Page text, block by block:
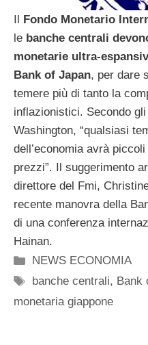
Fondo Monetario
le banche centrali
monetarie ultra-
Bank of Japan, per dare
temere più di tanto la
inflazionistici. Secondo
Washington, “qualsiasi
dell’economia avrà
prezzi”. Il suggerimento
direttore del Fmi,
recente manovra della
di una conferenza
Hainan.
Categorie
NEWS ECONOMIA
Tag
banche centrali, Bank
monetaria giappone